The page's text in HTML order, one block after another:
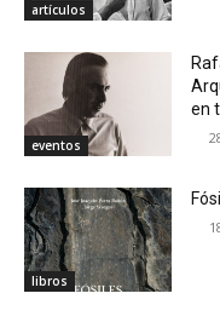
artículos
eventos
en
libros